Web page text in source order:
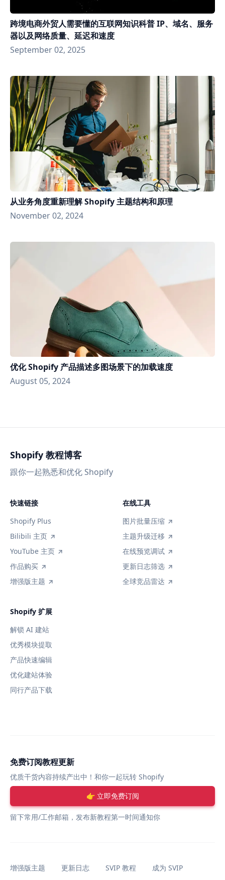
跨境电商外贸人需要懂的互联网知识科普 IP、域名、服务
器以及网络质量、延迟和速度
September 02, 2025
从业务角度重新理解 Shopify 主题结构和原理
November 02, 2024
优化 Shopify 产品描述多图场景下的加载速度
August 05, 2024
Shopify 教程博客
跟你一起熟悉和优化 Shopify
快速链接
Shopify Plus
Bilibili 主页
YouTube 主页
作品购买
增强版主题
在线工具
图片批量压缩
主题升级迁移
在线预览调试
更新日志筛选
全球竞品雷达
Shopify 扩展
解锁 AI 建站
优秀模块提取
产品快速编辑
优化建站体验
同行产品下载
免费订阅教程更新
优质干货内容持续产出中！和你一起玩转 Shopify
👉 立即免费订阅
留下常用/工作邮箱，发布新教程第一时间通知你
增强版主题 更新日志 SVIP 教程
成为 SVIP